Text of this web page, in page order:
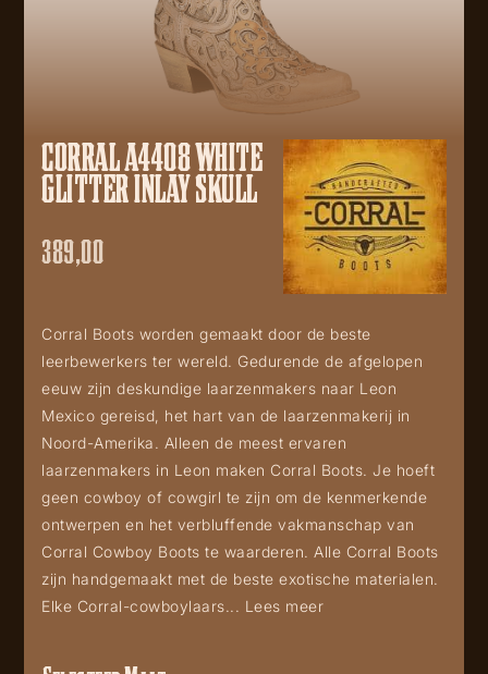
CORRAL A4408 WHITE
GLITTER INLAY SKULL
389,00
Corral Boots worden gemaakt door de beste
leerbewerkers ter wereld. Gedurende de afgelopen
eeuw zijn deskundige laarzenmakers naar Leon
Mexico gereisd, het hart van de laarzenmakerij in
Noord-Amerika. Alleen de meest ervaren
laarzenmakers in Leon maken Corral Boots. Je hoeft
geen cowboy of cowgirl te zijn om de kenmerkende
ontwerpen en het verbluffende vakmanschap van
Corral Cowboy Boots te waarderen. Alle Corral Boots
zijn handgemaakt met de beste exotische materialen.
Elke Corral-cowboylaars... Lees meer